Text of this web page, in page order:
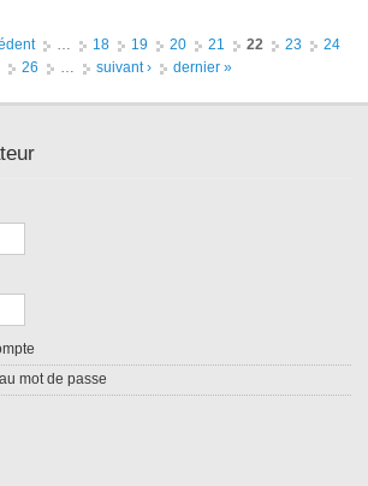
… 18 19 20 21 22 23
24
26 … suivant › dernier »
mot de passe